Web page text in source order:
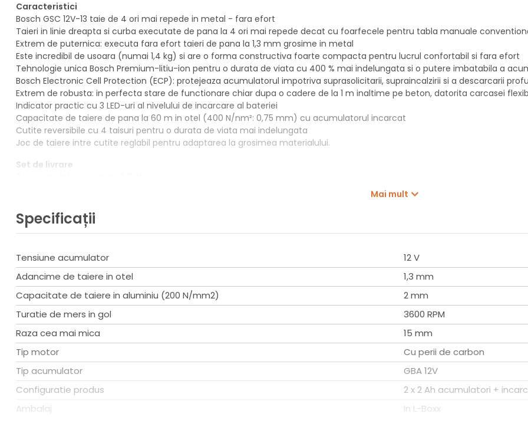
Caracteristici
Bosch GSC 12V-13 taie de 4 ori mai repede in metal - fara efort
Taieri in linie dreapta si curba executate de pana la 4 ori mai repede decat cu foarfecele pentru tabla manuale
Extrem de puternica: executa fara efort taieri de pana la 1,3 mm grosime in metal
Este incredibil de usoara (numai 1,4 kg) si are o forma constructiva foarte compacta pentru lucrul confortabil si fara efort
Tehnologie unica Bosch Premium-litiu-ion pentru o durata de viata cu 400 % mai indelungata si o putere imbatabila a
Bosch Electronic Cell Protection (ECP): protejeaza acumulatorul impotriva suprasolicitarii, supraincalzirii si a descarcarii
Extrem de robusta: in perfecta stare de functionare chiar dupa o cadere de la 1 m inaltime pe beton, datorita carcasei
Indicator practic cu 3 LED-uri al nivelului de incarcare al bateriei
Capacitate de taiere de pana la 60 m in otel (400 N/nm²: 0,75 mm) cu acumulatorul incarcat
Cutite reversibile cu 4 taisuri pentru o durata de viata mai indelungata
Joc de taiere intre cutite reglabil pentru adaptarea la grosimea materialului.
Set de livrare
Cheie hexagonala (imbus)
L-Boxx
Date tehnice
Capacitate de taiere in otel (800 N/mm²), maxima 0,6 mm
Capacitate de taiere in otel (600 N/mm²), maxima 0,8 mm
Capacitate de taiere in otel (400 N/mm²), maxima 1,3 mm
Capacitate de taiere in aluminiu (250 N/mm²), maxima 2,0 mm
Lungime 256,0 mm
Inaltime 131,0 mm
Nr. curse, mersul in gol 3.600 min-1
Greutate incl. acumulator 1,4 kg
Tensiunea acumulatorului 12 V
Raza minima a curbei 15 mm
Mai mult
Specificații
Tensiune acumulator
12 V
Adancime de taiere in otel
1,3 mm
Capacitate de taiere in aluminiu (200 N/mm2)
2 mm
Turatie de mers in gol
3600 RPM
Raza cea mai mica
15 mm
Tip motor
Cu perii de carbon
Tip acumulator
GBA 12V
Configuratie produs
2 x 2 Ah acumulatori +
Ambalaj
In L-Boxx